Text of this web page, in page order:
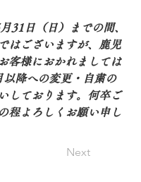
31日（日）までの間、
はございますが、鹿児
客様におかれましては
以降への変更・自粛の
しております。何卒ご
程よろしくお願い申し
Next